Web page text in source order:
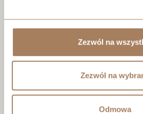
Zezwól na
Zezwól na
Odmowa
Negotiate